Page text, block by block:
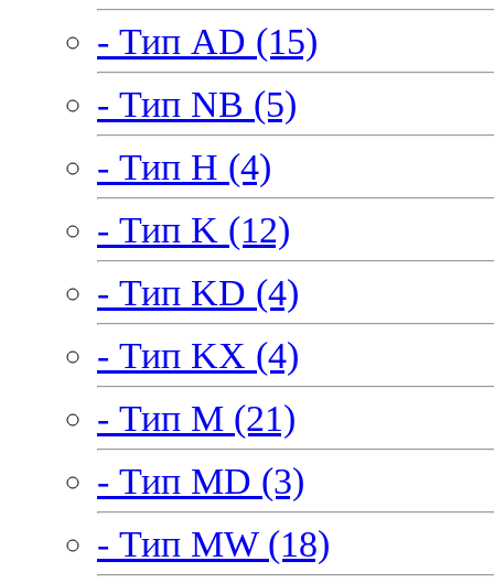
- Тип AD (15)
- Тип NB (5)
- Тип H (4)
- Тип K (12)
- Тип KD (4)
- Тип KX (4)
- Тип M (21)
- Тип MD (3)
- Тип MW (18)